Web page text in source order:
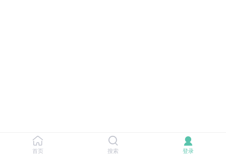
首页 搜索 登录